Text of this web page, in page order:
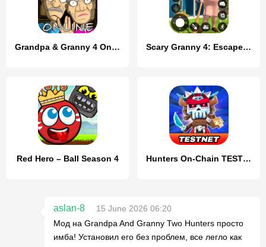
Grandpa & Granny 4 Online Game Scary Granny 4: Escape Games
Red Hero – Ball Season 4 Hunters On-Chain TESTNET
aslan-8
15 June 2026 06:20
Мод на Grandpa And Granny Two Hunters просто
имба! Установил его без проблем, все легло как